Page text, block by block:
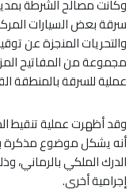
وكانت مصالح الشرطة
سرقة بعض السيارات
والتحريات المنجزة عن
مجموعة من المفاتيح
عملية للسرقة بالمنطقة
وقد أظهرت عملية تنقيط
أنه يشكل موضوع مذكرة
الدرك الملكي بالرماني،
إجرامية أخرى.